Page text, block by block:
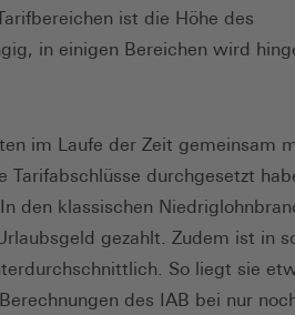
ist die Höhe des
in einigen Bereichen wird
im Laufe der Zeit gemeinsam
durchgesetzt
den klassischen
gezahlt. Zudem ist in
So liegt sie
des IAB bei nur